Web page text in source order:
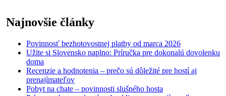
Najnovšie články
Povinnosť bezhotovostnej platby od marca 2026
Užite si Slovensko naplno: Príručka pre dokonalú dovolenku
doma
Recenzie a hodnotenia – prečo sú dôležité pre hostí aj
prenajímateľov
Pobyt na chate – povinnosti slušného hosta